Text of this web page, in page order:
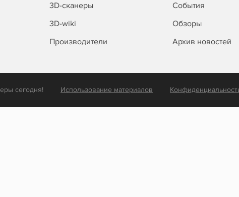
3D-сканеры
3D-wiki
Производители
События
Обзоры
Архив новостей
сегодня! Использование материалов